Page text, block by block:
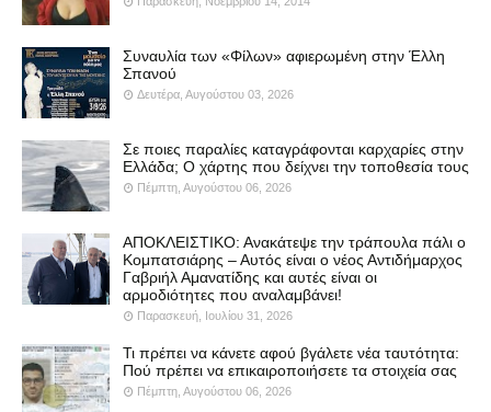
Συναυλία των «Φίλων» αφιερωμένη στην Έλλη
Σπανού
Δευτέρα, Αυγούστου 03, 2026
Σε ποιες παραλίες καταγράφονται καρχαρίες στην
Ελλάδα; Ο χάρτης που δείχνει την τοποθεσία τους
Πέμπτη, Αυγούστου 06, 2026
ΑΠΟΚΛΕΙΣΤΙΚΟ: Ανακάτεψε την τράπουλα πάλι ο
Κομπατσιάρης – Αυτός είναι ο νέος Αντιδήμαρχος
Γαβριήλ Αμανατίδης και αυτές είναι οι
αρμοδιότητες που αναλαμβάνει!
Παρασκευή, Ιουλίου 31, 2026
Τι πρέπει να κάνετε αφού βγάλετε νέα ταυτότητα:
Πού πρέπει να επικαιροποιήσετε τα στοιχεία σας
Πέμπτη, Αυγούστου 06, 2026